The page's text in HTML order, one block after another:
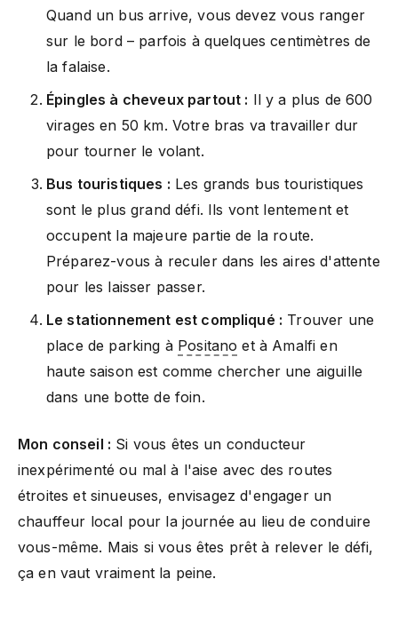
Quand un bus arrive, vous devez vous ranger
sur le bord – parfois à quelques centimètres de
la falaise.
Épingles à cheveux partout : Il y a plus de 600
virages en 50 km. Votre bras va travailler dur
pour tourner le volant.
Bus touristiques : Les grands bus touristiques
sont le plus grand défi. Ils vont lentement et
occupent la majeure partie de la route.
Préparez-vous à reculer dans les aires d'attente
pour les laisser passer.
Le stationnement est compliqué : Trouver une
place de parking à Positano et à Amalfi en
haute saison est comme chercher une aiguille
dans une botte de foin.
Mon conseil : Si vous êtes un conducteur
inexpérimenté ou mal à l'aise avec des routes
étroites et sinueuses, envisagez d'engager un
chauffeur local pour la journée au lieu de conduire
vous-même. Mais si vous êtes prêt à relever le défi,
ça en vaut vraiment la peine.